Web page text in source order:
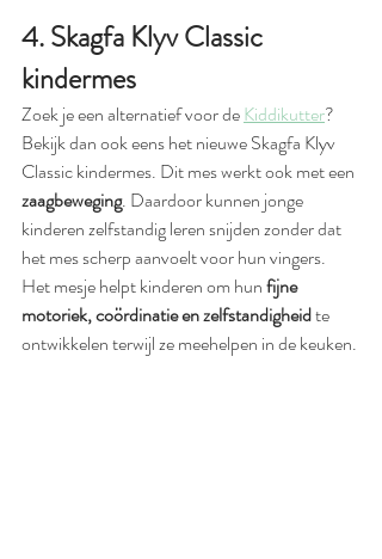
4. Skagfa Klyv Classic
kindermes
Zoek je een alternatief voor de Kiddikutter?
Bekijk dan ook eens het nieuwe Skagfa Klyv
Classic kindermes. Dit mes werkt ook met een
zaagbeweging. Daardoor kunnen jonge
kinderen zelfstandig leren snijden zonder dat
het mes scherp aanvoelt voor hun vingers.
Het mesje helpt kinderen om hun fijne
motoriek, coördinatie en zelfstandigheid te
ontwikkelen terwijl ze meehelpen in de keuken.